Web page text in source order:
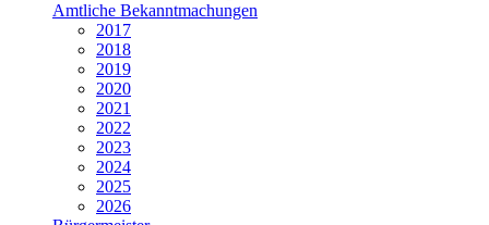
Amtliche Bekanntmachungen
2017
2018
2019
2020
2021
2022
2023
2024
2025
2026